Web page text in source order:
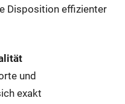
Disposition effizienter
und
exakt